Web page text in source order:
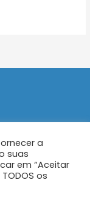
a
suas
em “Aceitar
os